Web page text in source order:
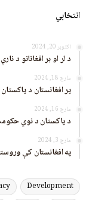
انتخابي
اکتوبر 20, 2024
د لر او بر افغانانو د
مارچ 18, 2024
پر افغانستان د
مارچ 16, 2024
د پاکستان د نوي
مارچ 3, 2024
په افغانستان کې
Development